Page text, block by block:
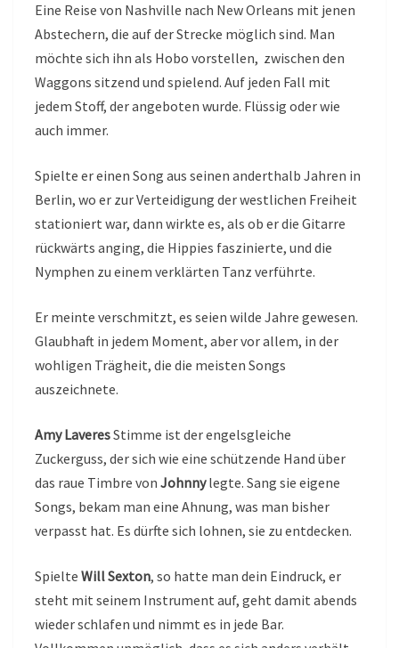
Eine Reise von Nashville nach New Orleans mit jenen
Abstechern, die auf der Strecke möglich sind. Man
möchte sich ihn als Hobo vorstellen, zwischen den
Waggons sitzend und spielend. Auf jeden Fall mit
jedem Stoff, der angeboten wurde. Flüssig oder wie
auch immer.
Spielte er einen Song aus seinen anderthalb Jahren in
Berlin, wo er zur Verteidigung der westlichen Freiheit
stationiert war, dann wirkte es, als ob er die Gitarre
rückwärts anging, die Hippies faszinierte, und die
Nymphen zu einem verklärten Tanz verführte.
Er meinte verschmitzt, es seien wilde Jahre gewesen.
Glaubhaft in jedem Moment, aber vor allem, in der
wohligen Trägheit, die die meisten Songs
auszeichnete.
Amy LaveresStimme ist der engelsgleiche
Zuckerguss, der sich wie eine schützende Hand über
das raue Timbre von Johnnylegte. Sang sie eigene
Songs, bekam man eine Ahnung, was man bisher
verpasst hat. Es dürfte sich lohnen, sie zu entdecken.
Spielte Will Sexton, so hatte man dein Eindruck, er
steht mit seinem Instrument auf, geht damit abends
wieder schlafen und nimmt es in jede Bar.